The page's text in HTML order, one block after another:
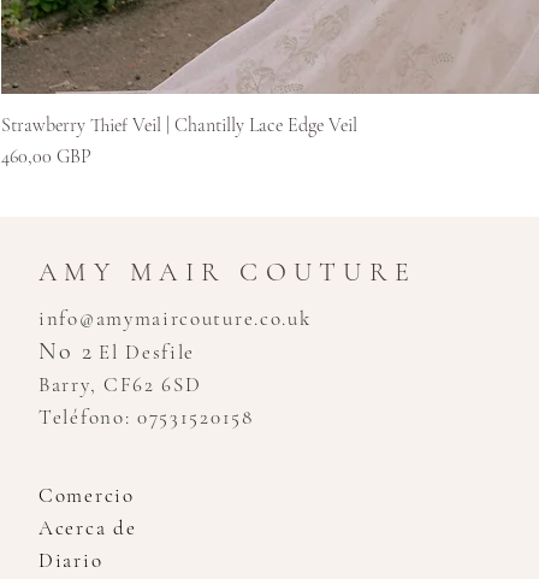
Strawberry Thief Veil | Chantilly Lace Edge Veil
Precio
460,00 GBP
AMY MAIR COUTURE
info@amymaircouture.co.uk
No 2 El Desfile
Barry, CF62 6SD
Teléfono: 07531520158
Comercio
Acerca de
Diario